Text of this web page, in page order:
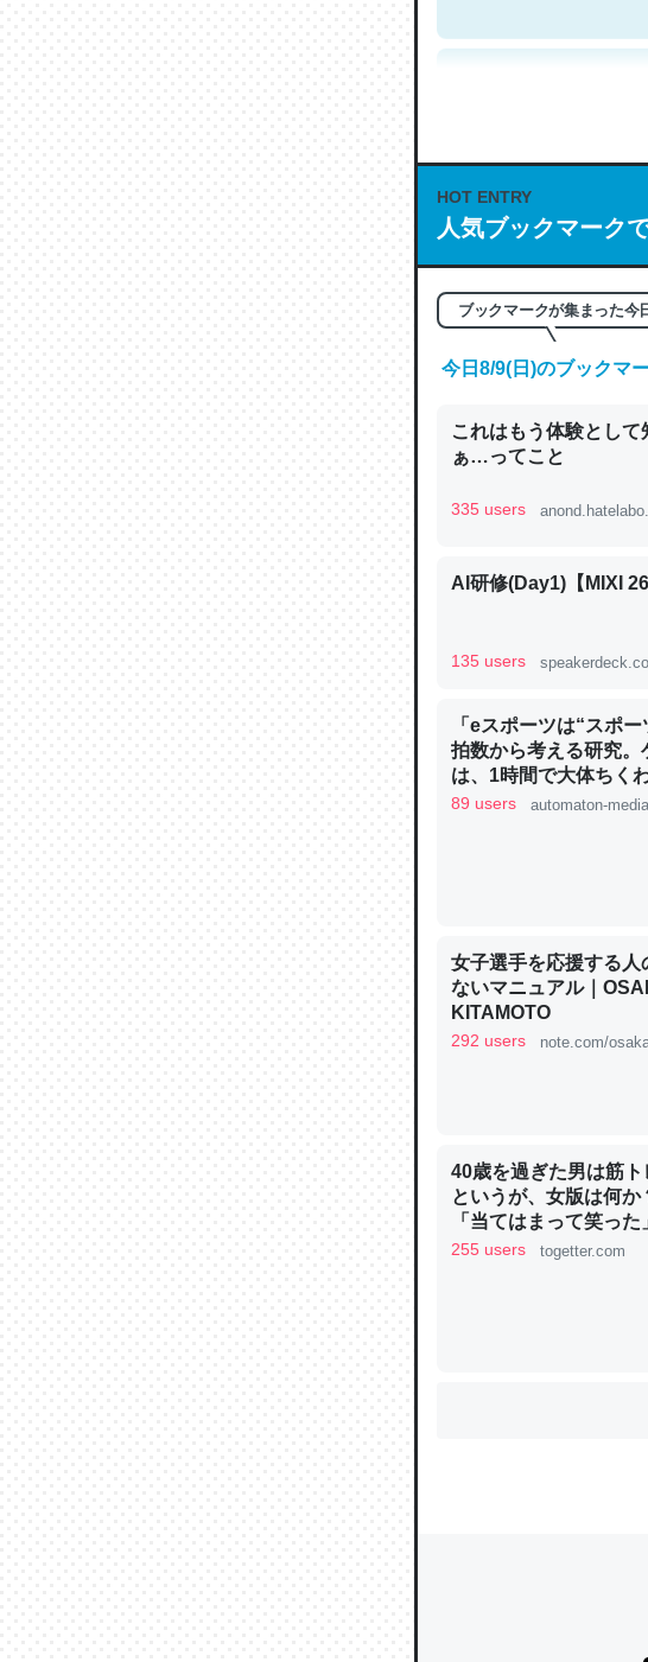
これは良記事。32768
の伏線」は回収されな
やすく強くなりそう
の600分の1程度。
─ニュース :: 【研究発表】
論文では「淡水はカル
は」とあって面白い。
─ニュース :: 【研究発表】
これを元に考えるとカ
類だと殻を無くしてナ
─ニュース :: 【研究発表】
ウチもEchoを実家に
中。あと、Googleマッ
─たまにLINEするくらいだ
HOT ENTRY
人気ブックマーク
ブックマークが集まった今
今日8/9(日)のブックマ
これはもう体験とし
ぁ…ってこと
335 users
AI研修(Day1)【MIXI
135 users
「eスポーツは“スポ
拍数から考える研究
は、1時間で大体ちく
89 users automaton-
女子選手を応援する人
ないマニュアル｜
KITAMOTO
292 users note.com/
40歳を過ぎた男は筋
というが、女版は何
「当てはまって笑った
255 users togetter.com